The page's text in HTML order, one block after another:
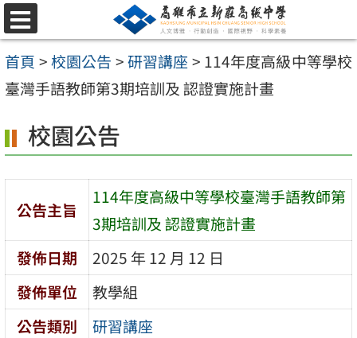
跳
至
主
要
容
區
選
單
首頁 >校園公告 >研習講座 > 114年度高級中等學校
臺灣手語教師第3期培訓及 認證實施計畫
校園公告
公告主旨
114年度高級中等學校臺灣手語教師第
3期培訓及 認證實施計畫
發佈日期
2025 年 12 月 12 日
發佈單位
教學組
公告類別
研習講座